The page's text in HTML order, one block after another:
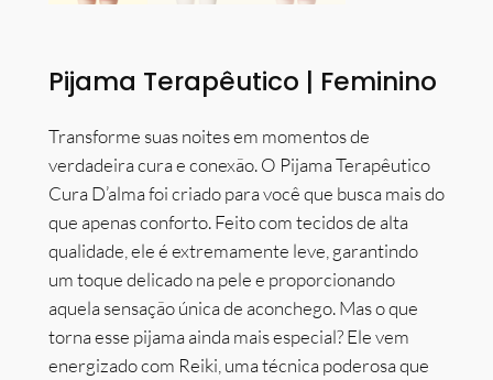
Pijama Terapêutico | Feminino
Transforme suas noites em momentos de
verdadeira cura e conexão. O Pijama Terapêutico
Cura D’alma foi criado para você que busca mais do
que apenas conforto. Feito com tecidos de alta
qualidade, ele é extremamente leve, garantindo
um toque delicado na pele e proporcionando
aquela sensação única de aconchego. Mas o que
torna esse pijama ainda mais especial? Ele vem
energizado com Reiki, uma técnica poderosa que